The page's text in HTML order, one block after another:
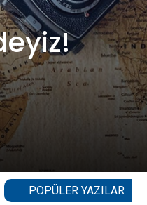
POPÜLER YAZILAR